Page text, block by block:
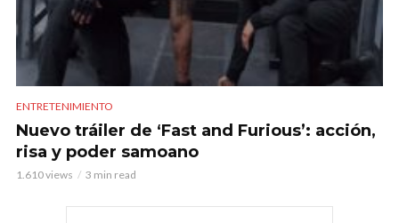
ENTRETENIMIENTO
Nuevo tráiler de ‘Fast and Furious’: acción,
risa y poder samoano
1.610 views 3 min read